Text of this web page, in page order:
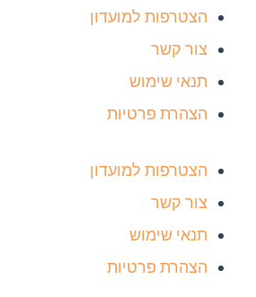
הצטרפות למועדון
צור קשר
תנאי שימוש
הצהרת פרטיות
הצטרפות למועדון
צור קשר
תנאי שימוש
הצהרת פרטיות